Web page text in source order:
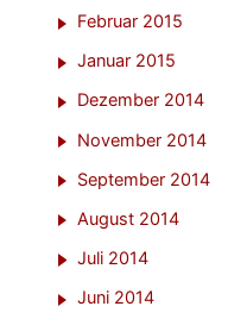
Februar 2015
Januar 2015
Dezember 2014
November 2014
September 2014
August 2014
Juli 2014
Juni 2014